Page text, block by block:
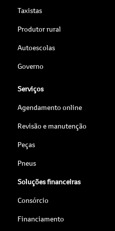
Taxistas
Produtor rural
Autoescolas
Governo
Serviços
Agendamento online
Revisão e manutenção
Peças
Pneus
Soluções financeiras
Consórcio
Financiamento